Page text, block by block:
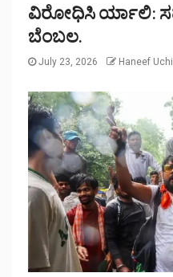
ವಿರೋಧಿಸಿ ರ್ಯಾಲಿ:
ಬೆಂಬಲ.
July 23, 2026 Haneef Uchil